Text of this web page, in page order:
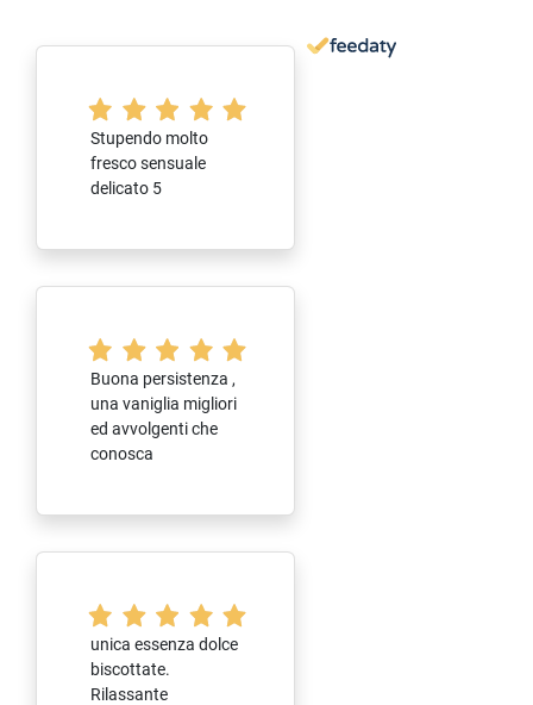
Stupendo molto
fresco sensuale
delicato 5
Buona persistenza ,
una vaniglia migliori
ed avvolgenti che
conosca
unica essenza dolce
biscottate.
Rilassante